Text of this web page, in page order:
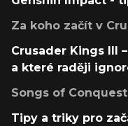
Za koho začít v
Crusader Kings III
a které raději
Songs of
Tipy a triky pro